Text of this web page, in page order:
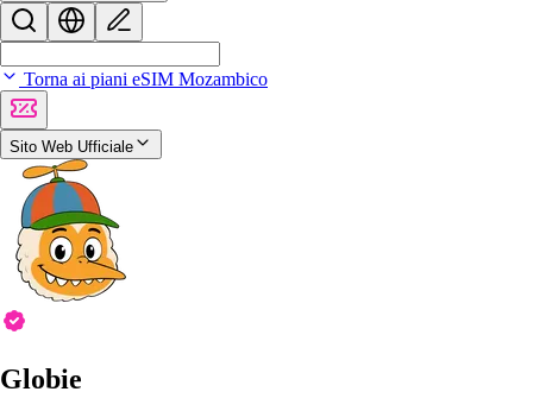
Torna ai piani eSIM Mozambico
Sito Web Ufficiale
Globie